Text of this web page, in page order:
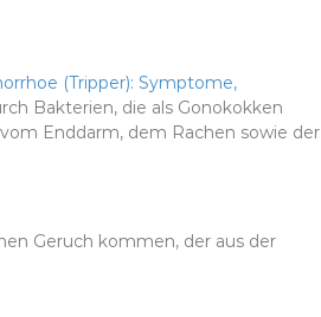
(Tripper): Symptome,
Bakterien, die als Gonokokken
Enddarm, dem Rachen sowie der
Geruch kommen, der aus der